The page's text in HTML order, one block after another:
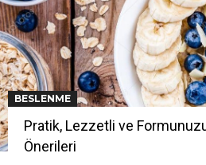
BESLENME
Pratik, Lezzetli ve
Önerileri